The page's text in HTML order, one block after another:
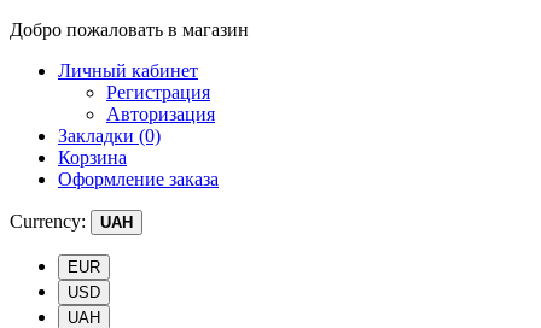
Добро пожаловать в магазин
Личный кабинет
Регистрация
Авторизация
Закладки (0)
Корзина
Оформление заказа
Currency: UAH
EUR
USD
UAH